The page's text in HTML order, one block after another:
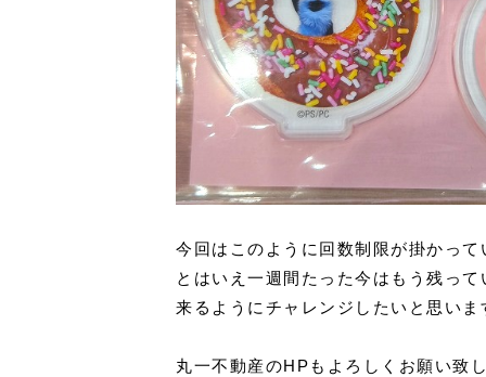
今回はこのように回数制限が掛かっ
とはいえ一週間たった今はもう残っ
来るようにチャレンジしたいと思いま
丸一不動産のHPもよろしくお願い致